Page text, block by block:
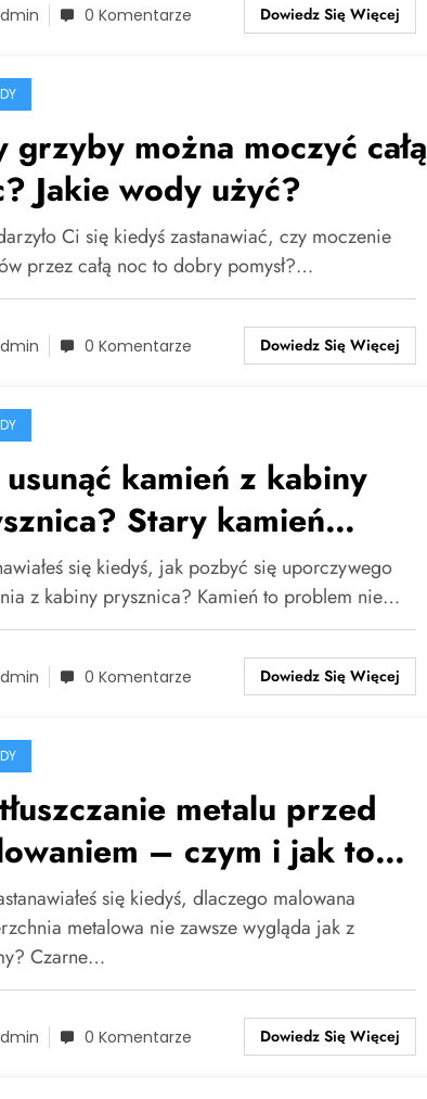
0 Komentarze Dowiedz Się Więcej
grzyby można moczyć całą
Jakie wody użyć?
Ci się kiedyś zastanawiać, czy moczenie
przez całą noc to dobry pomysł?…
0 Komentarze Dowiedz Się Więcej
usunąć kamień z kabiny
Stary kamień
usunąć!
się kiedyś, jak pozbyć się uporczywego
z kabiny prysznica? Kamień to problem nie…
0 Komentarze Dowiedz Się Więcej
metalu przed
– czym i jak to
się kiedyś, dlaczego malowana
metalowa nie zawsze wygląda jak z
Czarne…
0 Komentarze Dowiedz Się Więcej